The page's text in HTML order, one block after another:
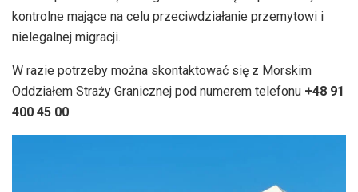
kontrolne mające na celu przeciwdziałanie przemytowi i
nielegalnej migracji.
W razie potrzeby można skontaktować się z Morskim
Oddziałem Straży Granicznej pod numerem telefonu +48 91
400 45 00.